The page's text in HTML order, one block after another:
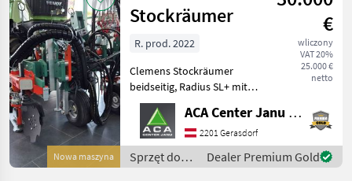
Nowa maszyna
Stockräumer
€
wliczony
VAT 20%
25.000 €
netto
R. prod. 2022
Clemens Stockräumer
beidseitig, Radius SL+ mit
Zinkenkreisel, SB 2
Geräteträger, Aushub
hydraulisch Links und
Rechts, Arbeitsbreite 2400 -
3400 mm, inkl. Ventilblock
ACA Center Janu GmbH
2201 Gerasdorf
Sprzęt do
uprawy
Dealer Premium Gold